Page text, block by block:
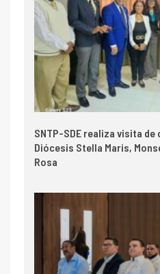
SNTP-SDE realiza visita
Diócesis Stella Maris,
Rosa